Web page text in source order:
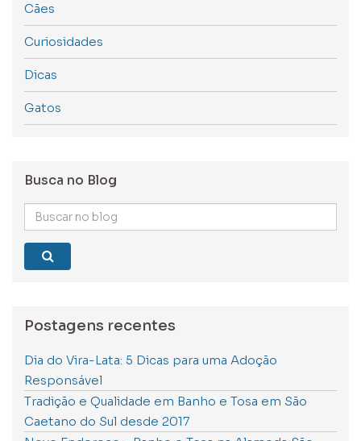
Cães
Curiosidades
Dicas
Gatos
Busca no Blog
Buscar
no
blog
Postagens recentes
Dia do Vira-Lata: 5 Dicas para uma Adoção
Responsável
Tradição e Qualidade em Banho e Tosa em São
Caetano do Sul desde 2017